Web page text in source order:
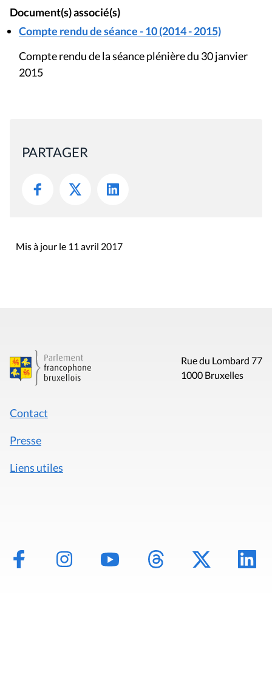
Document(s) associé(s)
Compte rendu de séance - 10 (2014 - 2015)
Compte rendu de la séance plénière du 30 janvier
2015
PARTAGER
Mis à jour le 11 avril 2017
Rue du Lombard 77
1000 Bruxelles
Contact
Presse
Liens utiles